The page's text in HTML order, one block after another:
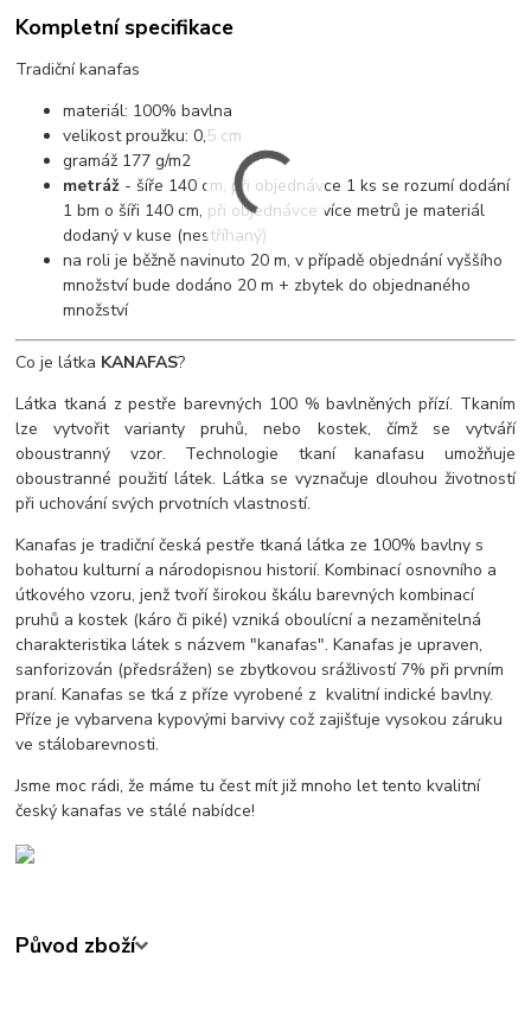
Kompletní specifikace
Tradiční kanafas
materiál: 100% bavlna
velikost proužku: 0,5 cm
gramáž 177 g/m2
metráž - šíře 140 cm, při objednávce 1 ks se rozumí dodání
1 bm o šíři 140 cm, při objednávce více metrů je materiál
dodaný v kuse (nestříhaný)
na roli je běžně navinuto 20 m, v případě objednání vyššího
množství bude dodáno 20 m + zbytek do objednaného
množství
Co je látka KANAFAS?
Látka tkaná z pestře barevných 100 % bavlněných přízí. Tkaním
lze vytvořit varianty pruhů, nebo kostek, čímž se vytváří
oboustranný vzor. Technologie tkaní kanafasu umožňuje
oboustranné použití látek. Látka se vyznačuje dlouhou životností
při uchování svých prvotních vlastností.
Kanafas je tradiční česká pestře tkaná látka ze 100% bavlny s
bohatou kulturní a národopisnou historií. Kombinací osnovního a
útkového vzoru, jenž tvoří širokou škálu barevných kombinací
pruhů a kostek (káro či piké) vzniká oboulícní a nezaměnitelná
charakteristika látek s názvem "kanafas". Kanafas je upraven,
sanforizován (předsrážen) se zbytkovou srážlivostí 7% při prvním
praní. Kanafas se tká z příze vyrobené z kvalitní indické bavlny.
Příze je vybarvena kypovými barvivy což zajišťuje vysokou záruku
ve stálobarevnosti.
Jsme moc rádi, že máme tu čest mít již mnoho let tento kvalitní
český kanafas ve stálé nabídce!
Původ zboží